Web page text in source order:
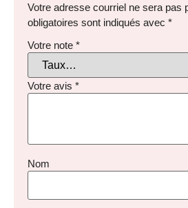
Votre adresse courriel ne sera pas
obligatoires sont indiqués avec *
Votre note *
Votre avis *
Nom